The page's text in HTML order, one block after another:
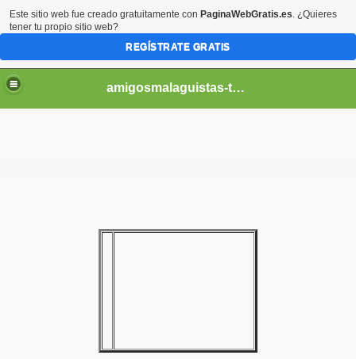
amigosmalaguistas-temporadas
Este sitio web fue creado gratuitamente con PaginaWebGratis.es. ¿Quieres
tener tu propio sitio web?
REGÍSTRATE GRATIS